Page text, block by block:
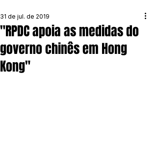
"RPDC apoia as medidas do
governo chinês em Hong
Kong"
31 de jul. de 2019